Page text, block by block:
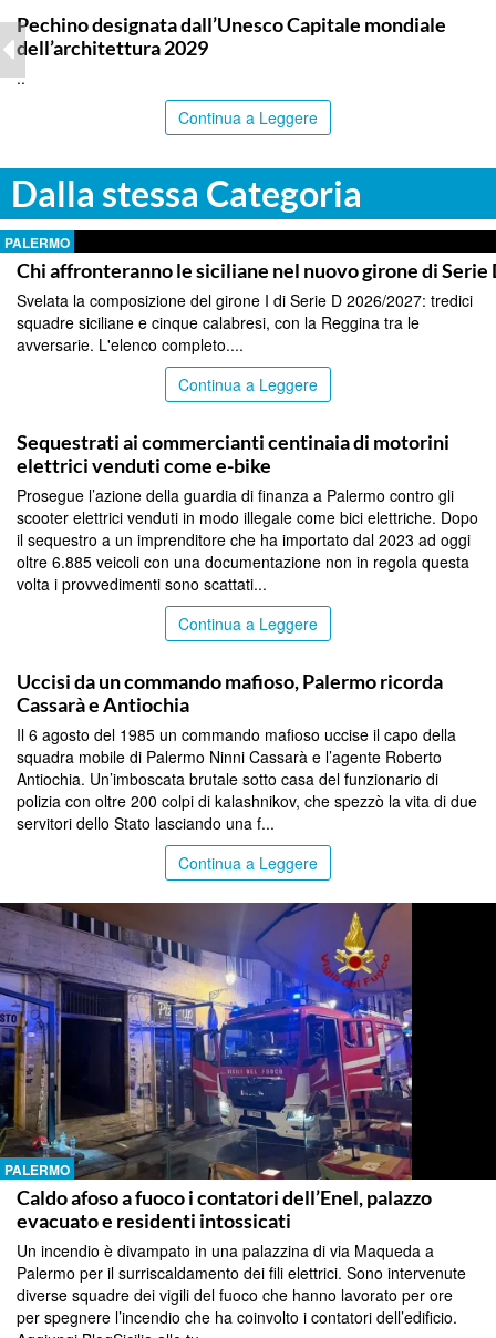
Pechino designata dall’Unesco Capitale mondiale
dell’architettura 2029
..
Continua a Leggere
Dalla stessa Categoria
PALERMO
Chi affronteranno le siciliane nel nuovo girone di Serie
Svelata la composizione del girone I di Serie D 2026/2027: tredici
squadre siciliane e cinque calabresi, con la Reggina tra le
avversarie. L'elenco completo....
Continua a Leggere
Sequestrati ai commercianti centinaia di motorini
elettrici venduti come e-bike
Prosegue l’azione della guardia di finanza a Palermo contro gli
scooter elettrici venduti in modo illegale come bici elettriche. Dopo
il sequestro a un imprenditore che ha importato dal 2023 ad oggi
oltre 6.885 veicoli con una documentazione non in regola questa
volta i provvedimenti sono scattati...
Continua a Leggere
Uccisi da un commando mafioso, Palermo ricorda
Cassarà e Antiochia
Il 6 agosto del 1985 un commando mafioso uccise il capo della
squadra mobile di Palermo Ninni Cassarà e l’agente Roberto
Antiochia. Un’imboscata brutale sotto casa del funzionario di
polizia con oltre 200 colpi di kalashnikov, che spezzò la vita di due
servitori dello Stato lasciando una f...
Continua a Leggere
PALERMO
Caldo afoso a fuoco i contatori dell’Enel, palazzo
evacuato e residenti intossicati
Un incendio è divampato in una palazzina di via Maqueda a
Palermo per il surriscaldamento dei fili elettrici. Sono intervenute
diverse squadre dei vigili del fuoco che hanno lavorato per ore
per spegnere l’incendio che ha coinvolto i contatori dell’edificio.